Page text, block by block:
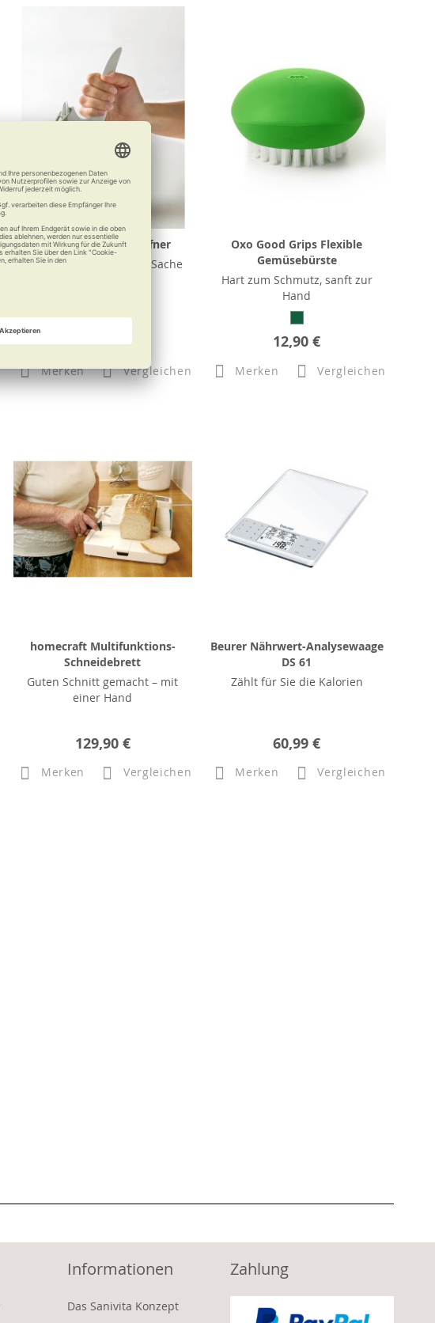
Brix Zugring-Dosenöffner
Langer Hebel – saubere Sache
8,90 €
Merken Vergleichen
Oxo Good Grips Flexible
Gemüsebürste
Hart zum Schmutz, sanft zur
Hand
12,90 €
Merken Vergleichen
homecraft Multifunktions-
Schneidebrett
Guten Schnitt gemacht – mit
einer Hand
129,90 €
Merken Vergleichen
Beurer Nährwert-Analysewaage
DS 61
Zählt für Sie die Kalorien
60,99 €
Merken Vergleichen
Informationen
Das Sanivita Konzept
Zahlung